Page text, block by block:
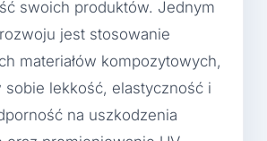
swoich produktów. Jednym
jest stosowanie
materiałów kompozytowych,
sobie lekkość, elastyczność i
na uszkodzenia